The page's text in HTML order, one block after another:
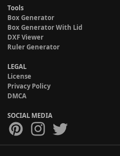
Tools
Box Generator
Box Generator With Lid
DXF Viewer
Ruler Generator
LEGAL
License
Privacy Policy
DMCA
SOCIAL MEDIA